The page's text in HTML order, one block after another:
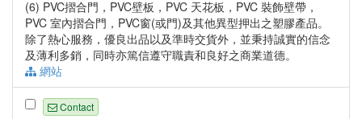
(6) PVC摺合門，PVC壁板，PVC 天花板，PVC 裝飾壁帶，
PVC 室內摺合門，PVC窗(或門)及其他異型押出之塑膠產品。
除了熱心服務，優良出品以及準時交貨外，並秉持誠實的信念
及薄利多銷，同時亦篤信遵守職責和良好之商業道德。
網站
Contact